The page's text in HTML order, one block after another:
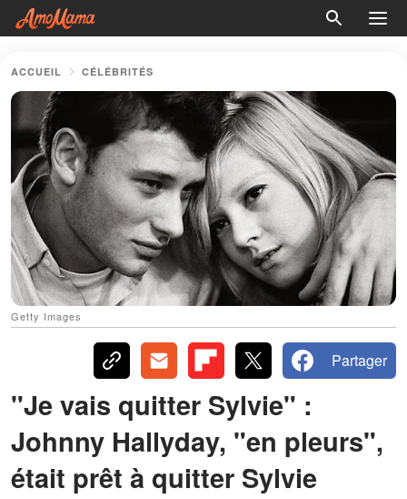
ACCUEIL CÉLÉBRITÉS
Getty Images
Partager
"Je vais quitter Sylvie" :
Johnny Hallyday, "en pleurs",
était prêt à quitter Sylvie